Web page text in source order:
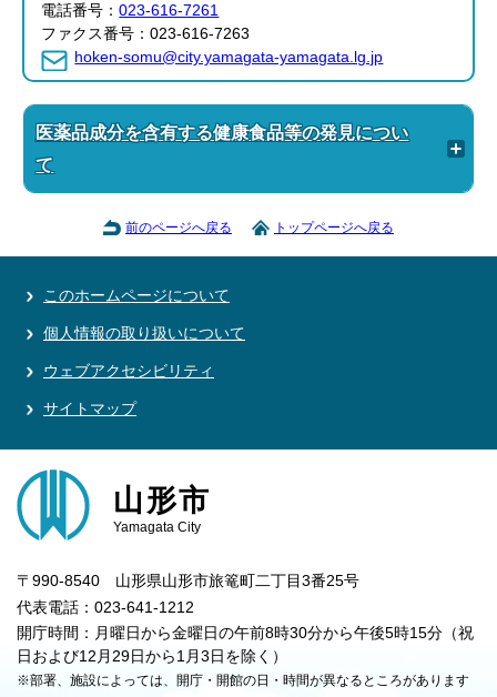
電話番号：023-616-7261
ファクス番号：023-616-7263
hoken-somu@city.yamagata-yamagata.lg.jp
医薬品成分を含有する健康食品等の発見につい
て
前のページへ戻る トップページへ戻る
このホームページについて
個人情報の取り扱いについて
ウェブアクセシビリティ
サイトマップ
山形市
Yamagata City
〒990-8540 山形県山形市旅篭町二丁目3番25号
代表電話：023-641-1212
開庁時間：月曜日から金曜日の午前8時30分から午後5時15分（祝
日および12月29日から1月3日を除く）
※部署、施設によっては、開庁・開館の日・時間が異なるところがあります